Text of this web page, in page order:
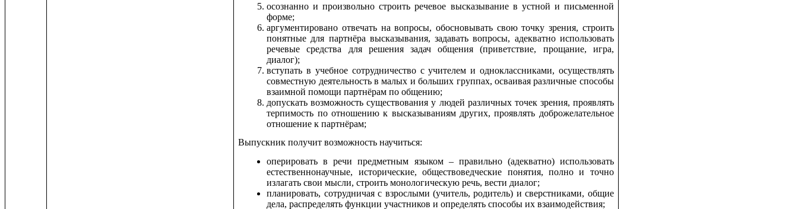
осознанно и произвольно строить речевое высказывание в устной и письменной
форме;
аргументировано отвечать на вопросы, обосновывать свою точку зрения, строить
понятные для партнёра высказывания, задавать вопросы, адекватно использовать
речевые средства для решения задач общения (приветствие, прощание, игра,
диалог);
вступать в учебное сотрудничество с учителем и одноклассниками, осуществлять
совместную деятельность в малых и больших группах, осваивая различные способы
взаимной помощи партнёрам по общению;
допускать возможность существования у людей различных точек зрения, проявлять
терпимость по отношению к высказываниям других, проявлять доброжелательное
отношение к партнёрам;
Выпускник получит возможность научиться:
оперировать в речи предметным языком – правильно (адекватно) использовать
естественнонаучные, исторические, обществоведческие понятия, полно и точно
излагать свои мысли, строить монологическую речь, вести диалог;
планировать, сотрудничая с взрослыми (учитель, родитель) и сверстниками, общие
дела, распределять функции участников и определять способы их взаимодействия;